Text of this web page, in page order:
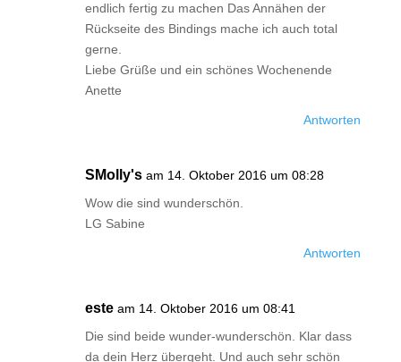
endlich fertig zu machen Das Annähen der
Rückseite des Bindings mache ich auch total
gerne.
Liebe Grüße und ein schönes Wochenende
Anette
Antworten
SMolly's am 14. Oktober 2016 um 08:28
Wow die sind wunderschön.
LG Sabine
Antworten
este am 14. Oktober 2016 um 08:41
Die sind beide wunder-wunderschön. Klar dass
da dein Herz übergeht. Und auch sehr schön